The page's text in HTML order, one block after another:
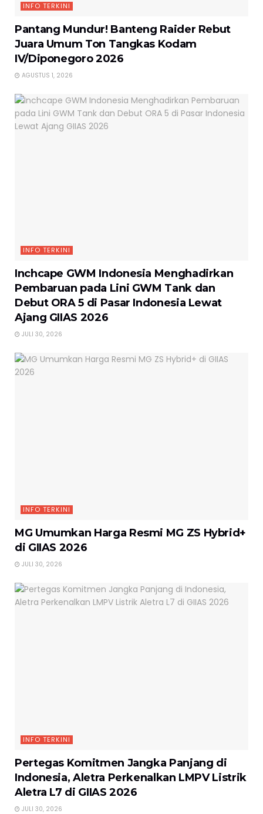
INFO TERKINI
Pantang Mundur! Banteng Raider Rebut
Juara Umum Ton Tangkas Kodam
IV/Diponegoro 2026
AGUSTUS 1, 2026
INFO TERKINI
Inchcape GWM Indonesia Menghadirkan
Pembaruan pada Lini GWM Tank dan
Debut ORA 5 di Pasar Indonesia Lewat
Ajang GIIAS 2026
JULI 30, 2026
INFO TERKINI
MG Umumkan Harga Resmi MG ZS Hybrid+
di GIIAS 2026
JULI 30, 2026
INFO TERKINI
Pertegas Komitmen Jangka Panjang di
Indonesia, Aletra Perkenalkan LMPV Listrik
Aletra L7 di GIIAS 2026
JULI 30, 2026